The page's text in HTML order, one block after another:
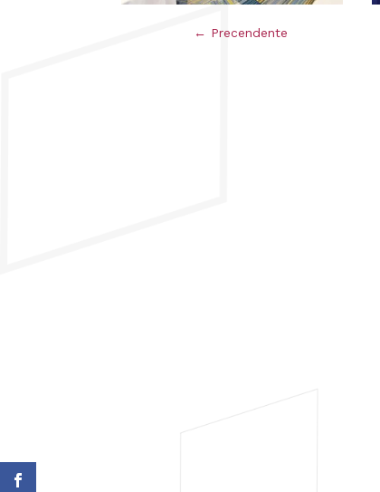
← Precendente